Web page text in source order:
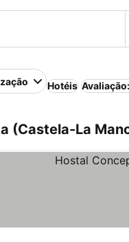
Hotéis
(Castela-La